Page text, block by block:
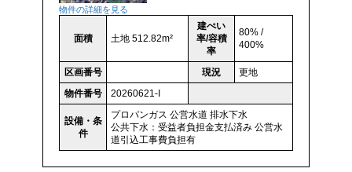
物件の詳細を見る
面積 土地 512.82m²
建ぺい
率/容積
率
80% /
400%
区画番号 現況
更地
物件番号
20260621-I
設備・条
件
プロパンガス 公営水道 排水下水
公共下水：受益者負担金支払済み 公営水
道引込工事費負担有